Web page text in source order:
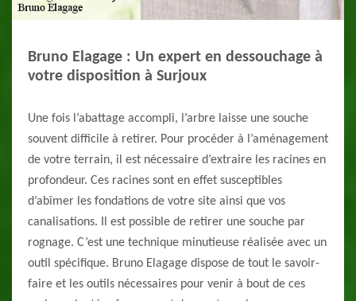
Bruno Elagage : Un expert en dessouchage à
votre disposition à Surjoux
Une fois l’abattage accompli, l’arbre laisse une souche
souvent difficile à retirer. Pour procéder à l’aménagement
de votre terrain, il est nécessaire d’extraire les racines en
profondeur. Ces racines sont en effet susceptibles
d’abîmer les fondations de votre site ainsi que vos
canalisations. Il est possible de retirer une souche par
rognage. C’est une technique minutieuse réalisée avec un
outil spécifique. Bruno Elagage dispose de tout le savoir-
faire et les outils nécessaires pour venir à bout de ces